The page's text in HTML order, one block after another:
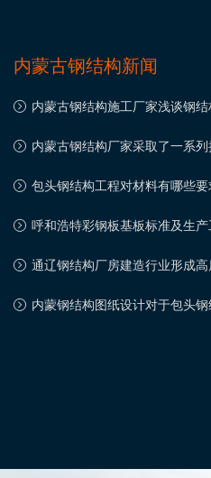
内蒙古钢结构新闻
内蒙古钢结构施工厂家浅谈钢
内蒙古钢结构厂家采取了一系
包头钢结构工程对材料有哪些要
呼和浩特彩钢板基板标准及生产
通辽钢结构厂房建造行业形成
内蒙钢结构图纸设计对于包头